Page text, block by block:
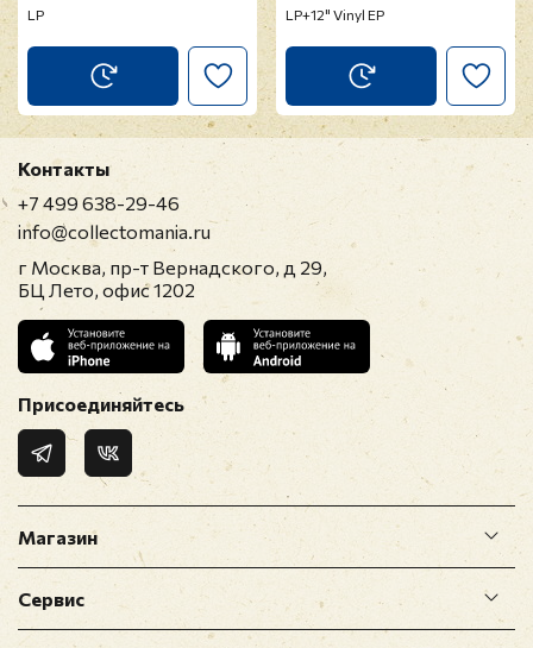
LP LP+12" Vinyl EP
Магазин
Сервис
Контакты
+7 499 638-29-46
info@collectomania.ru
г Москва, пр-т Вернадского, д 29,
БЦ Лето, офис 1202
Присоединяйтесь